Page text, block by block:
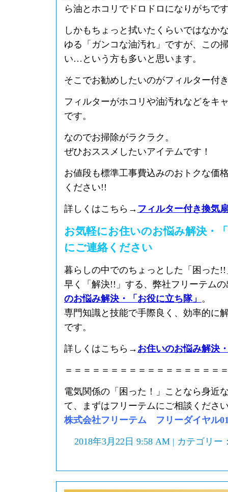
ら油とホコリでドロドロになりがちで
しかもちょっと拭いたくらいではなか
ゆる「ガンコな油汚れ」ですが、この
い…という方も多いと思います。
そこでお勧めしたいのがフィルター付
フィルターがホコリや油汚れなどをキ
です。
なのでお掃除がラクラク。
ぜひおススメしたいアイテムです！
お値段も標準工事費込みのおトクな価
ください!!
詳しくはこちら→ フィルター付き換気
お気軽にお住いのお悩み解決・
にご連絡ください
暮らしの中でのちょっとした「困った
早く「解決!!」する、弊社フリーテム
のお悩み解決・「お役に立ち隊」 。
専門知識と技能で手際良く、効率的に
です。
詳しくはこちら→ お住いのお悩み解決
＝＝＝＝＝＝＝＝＝＝＝＝＝＝＝＝＝
電気関係の「困った！」ことなら身近
て、まずはフリーテムにご相談くださ
株式会社フリーテム フリーダイヤル
2018年3月22日 9:58 AM | カテゴリー